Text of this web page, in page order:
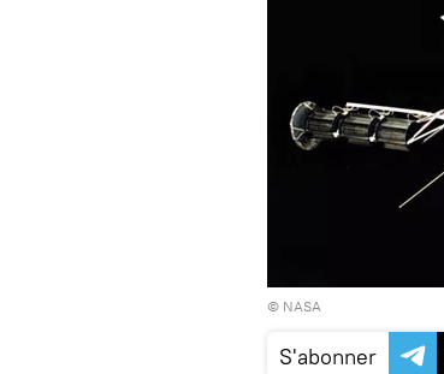
© NASA
S'abonner